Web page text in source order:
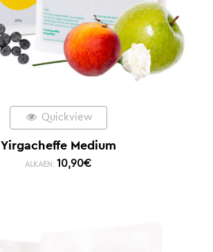
Quickview
Yirgacheffe Medium
ALKAEN: 10,90€